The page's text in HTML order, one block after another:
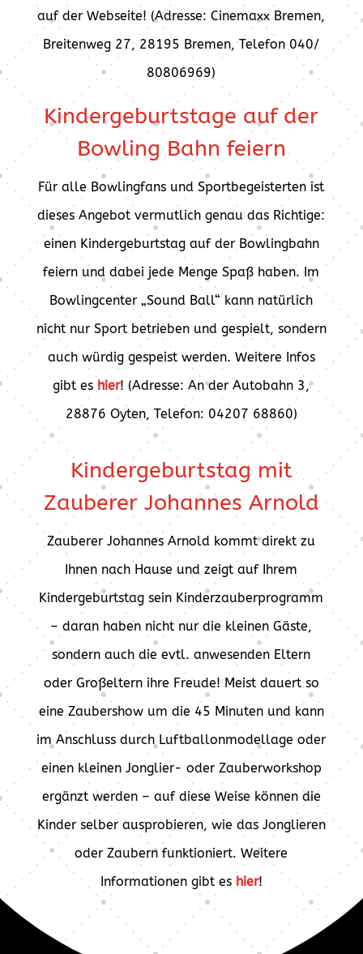
auf der Webseite! (Adresse: Cinemaxx Bremen,
Breitenweg 27, 28195 Bremen, Telefon 040/
80806969)
Kindergeburtstage auf der
Bowling Bahn feiern
Für alle Bowlingfans und Sportbegeisterten ist
dieses Angebot vermutlich genau das Richtige:
einen Kindergeburtstag auf der Bowlingbahn
feiern und dabei jede Menge Spaß haben. Im
Bowlingcenter „Sound Ball“ kann natürlich
nicht nur Sport betrieben und gespielt, sondern
auch würdig gespeist werden. Weitere Infos
gibt es hier! (Adresse:An der Autobahn 3,
28876 Oyten, Telefon: 04207 68860)
Kindergeburtstag mit
Zauberer Johannes Arnold
Zauberer Johannes Arnold kommt direkt zu
Ihnen nach Hause und zeigt auf Ihrem
Kindergeburtstag sein Kinderzauberprogramm
– daran haben nicht nur die kleinen Gäste,
sondern auch die evtl. anwesenden Eltern
oder Großeltern ihre Freude! Meist dauert so
eine Zaubershow um die 45 Minuten und kann
im Anschluss durch Luftballonmodellage oder
einen kleinen Jonglier- oder Zauberworkshop
ergänzt werden – auf diese Weise können die
Kinder selber ausprobieren, wie das Jonglieren
oder Zaubern funktioniert. Weitere
Informationen gibt es hier!